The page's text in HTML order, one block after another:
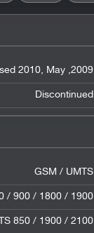
2009, November. Released 2010, May
Discontinued
GSM / UMTS
/ 900 / 1800 / 1900
850 / 1900 / 2100